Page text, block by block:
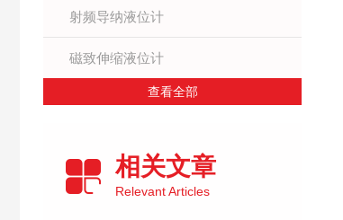
射频导纳液位计
磁致伸缩液位计
查看全部
相关文章
Relevant Articles